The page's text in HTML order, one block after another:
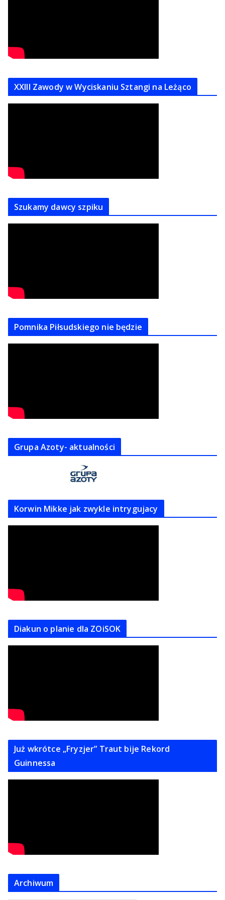
XXIII Zawody w Wyciskaniu Sztangi na Leżąco
Szukamy dawcy szpiku
Pomnika Piłsudskiego nie będzie
Grupa Azoty- aktualności
Korwin Mikke jak zwykle intrygujacy
Diakun o planie dla ZOiSOK
Już wkrótce „Fryzjer” Traut bije Rekord
Guinnessa
Archiwum